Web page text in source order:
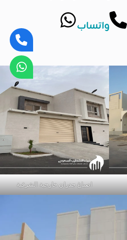
واتساب
اصباغ جدران خارجية الشرقية